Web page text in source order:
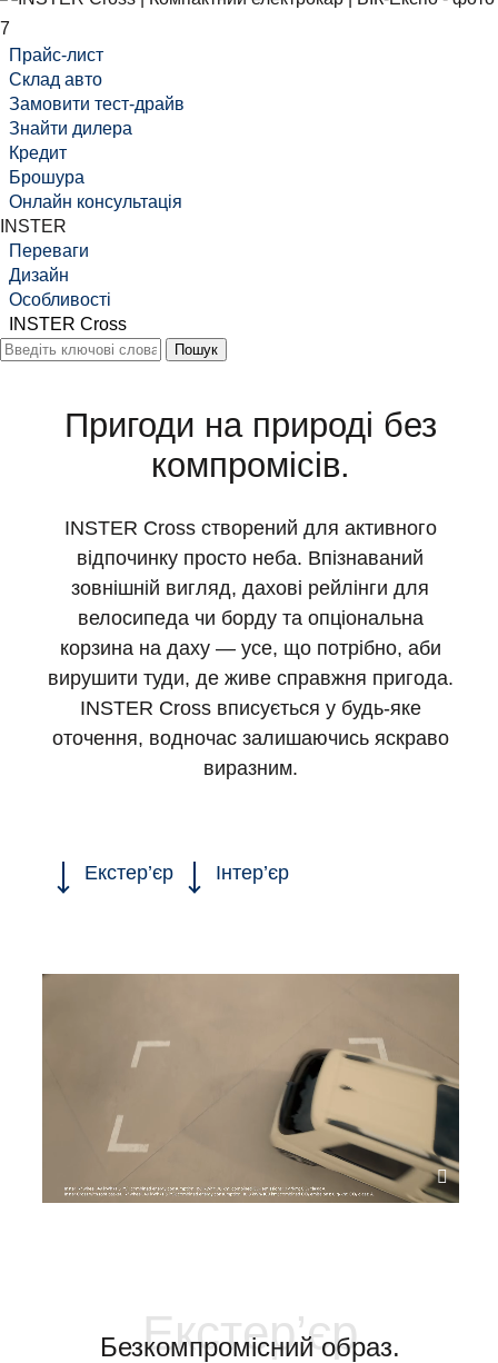
Прайс-лист
Склад авто
Замовити тест-драйв
Знайти дилера
Кредит
Брошура
Онлайн консультація
INSTER
Переваги
Дизайн
Особливості
INSTER Cross
Пригоди на природі без
компромісів.
INSTER Cross створений для активного
відпочинку просто неба. Впізнаваний
зовнішній вигляд, дахові рейлінги для
велосипеда чи борду та опціональна
корзина на даху — усе, що потрібно, аби
вирушити туди, де живе справжня пригода.
INSTER Cross вписується у будь-яке
оточення, водночас залишаючись яскраво
виразним.
Екстер’єр Інтер’єр
Екстер’єр
Безкомпромісний образ.